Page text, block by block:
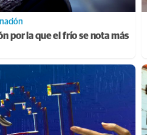
por la que el frío se nota más